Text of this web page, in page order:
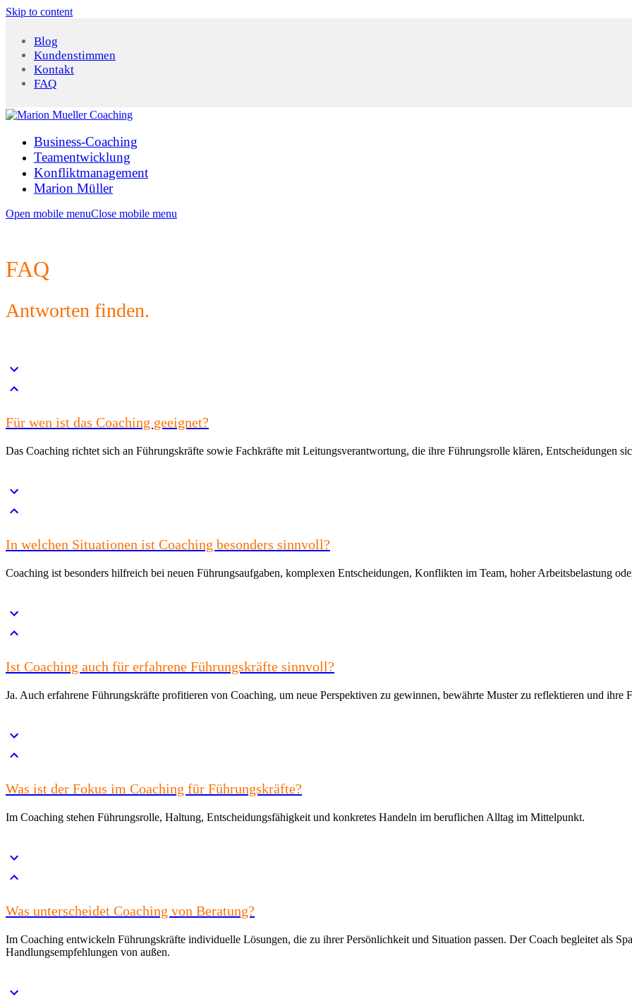
Skip to content
Blog
Kundenstimmen
Kontakt
FAQ
Business-Coaching
Teamentwicklung
Konfliktmanagement
Marion Müller
Open mobile menuClose mobile menu
FAQ
Antworten finden.
Für wen ist das Coaching geeignet?
Das Coaching richtet sich an Führungskräfte sowie Fachkräfte mit Leitungsverantwortung, die ihre Führungsrolle klären, Entscheidungen
In welchen Situationen ist Coaching besonders sinnvoll?
Coaching ist besonders hilfreich bei neuen Führungsaufgaben, komplexen Entscheidungen, Konflikten im Team, hoher Arbeitsbelastung
Ist Coaching auch für erfahrene Führungskräfte sinnvoll?
Ja. Auch erfahrene Führungskräfte profitieren von Coaching, um neue Perspektiven zu gewinnen, bewährte Muster zu reflektieren und ihre
Was ist der Fokus im Coaching für Führungskräfte?
Im Coaching stehen Führungsrolle, Haltung, Entscheidungsfähigkeit und konkretes Handeln im beruflichen Alltag im Mittelpunkt.
Was unterscheidet Coaching von Beratung?
Im Coaching entwickeln Führungskräfte individuelle Lösungen, die zu ihrer Persönlichkeit und Situation passen. Der Coach begleitet als
Handlungsempfehlungen von außen.